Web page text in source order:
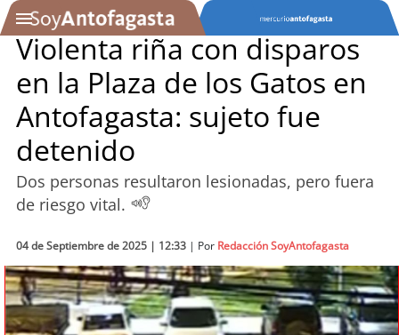
SOYTV
Podcast
Actualidad
Economía
Deportes
Violenta riña con disparos
en la Plaza de los Gatos en
Antofagasta: sujeto fue
detenido
Dos personas resultaron lesionadas, pero fuera
de riesgo vital.
04 de Septiembre de 2025 | 12:33 | Por Redacción SoyAntofagasta